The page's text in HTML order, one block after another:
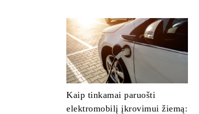
Kaip tinkamai paruošti
elektromobilį įkrovimui žiemą: